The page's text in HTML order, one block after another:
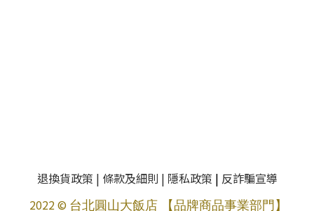
退換貨政策 | 條款及細則 | 隱私政策 | 反詐騙宣導
2022 © 台北圓山大飯店 【品牌商品事業部門】